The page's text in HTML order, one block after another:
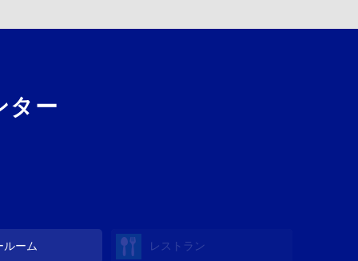
ター
ルーム レストラン